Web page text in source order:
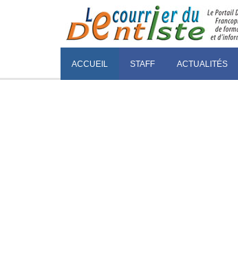
ACCUEIL STAFF ACTUALITÉS